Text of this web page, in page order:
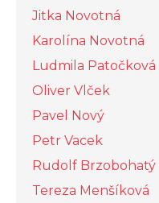
Jitka Novotná
Karolína Novotná
Ludmila Patočková
Oliver Vlček
Pavel Nový
Petr Vacek
Rudolf Brzobohatý
Tereza Menšíková